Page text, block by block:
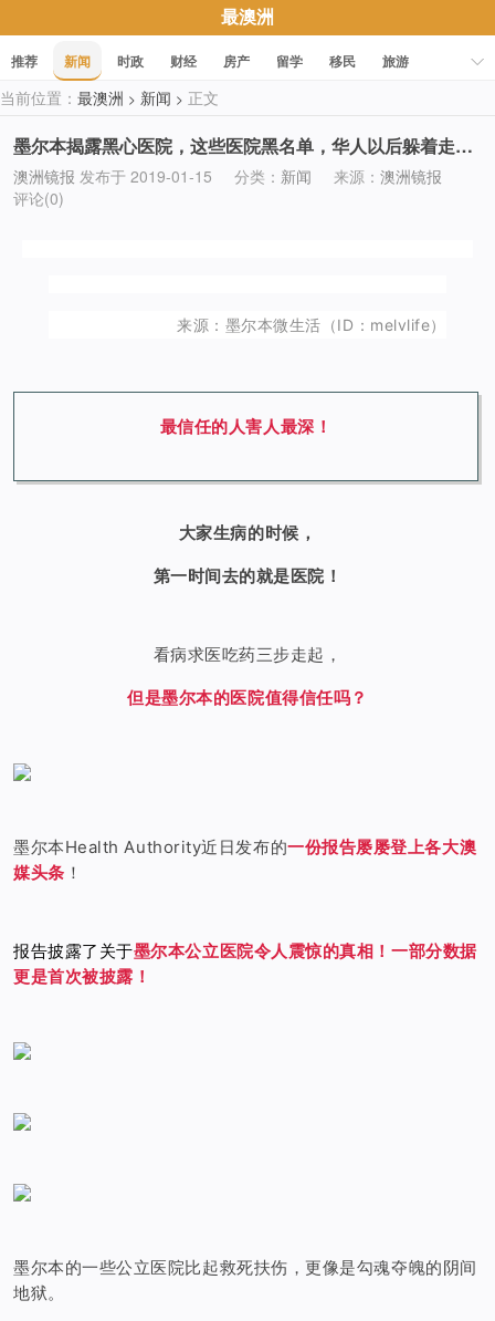
最澳洲
推荐 新闻 时政 财经 房产 留学 移民
旅游
科技
职场 美食 文化
当前位置： 最澳洲 > 新闻 > 正文
墨尔本揭露黑心医院，这些医院黑名单，华人以后躲着走…
澳洲镜报 发布于 2019-01-15 分类： 新闻 来源： 澳洲镜报
评论(0)
来源：墨尔本微生活（ID：melvlife）
最信任的人害人最深！
大家生病的时候，
第一时间去的就是医院！
看病求医吃药三步走起，
但是墨尔本的医院值得信任吗？
墨尔本Health Authority近日发布的一份报告屡屡登上各大澳
媒头条 ！
报告披露了关于墨尔本公立医院令人震惊的真相！一部分数据
更是首次被披露！
墨尔本的一些公立医院比起救死扶伤，更像是勾魂夺魄的阴间
地狱。